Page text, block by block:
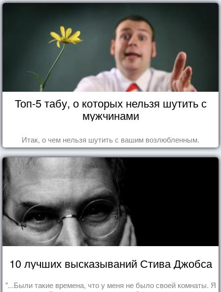
Топ-5 табу, о которых нельзя шутить с
мужчинами
Итак, о чем нельзя шутить с вашим возлюбленным.
10 лучших высказываний Стива Джобса
"...Были такие времена, что у меня не было своей комнаты. Я